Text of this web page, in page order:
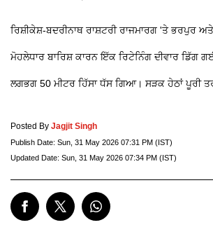
ਰਿਸ਼ੀਕੇਸ਼-ਬਦਰੀਨਾਥ ਰਾਸ਼ਟਰੀ ਰਾਜਮਾਰਗ 'ਤੇ ਭਰਪੁਰ
ਮੋਹਲੇਧਾਰ ਬਾਰਿਸ਼ ਕਾਰਨ ਇੱਕ ਰਿਟੇਨਿੰਗ ਦੀਵਾਰ ਡਿੱਗ
ਲਗਭਗ 50 ਮੀਟਰ ਹਿੱਸਾ ਧੱਸ ਗਿਆ। ਸੜਕ ਹੇਠਾਂ ਪੂਰੀ
Posted By Jagjit Singh
Publish Date: Sun, 31 May 2026 07:31 PM (IST)
Updated Date: Sun, 31 May 2026 07:34 PM (IST)